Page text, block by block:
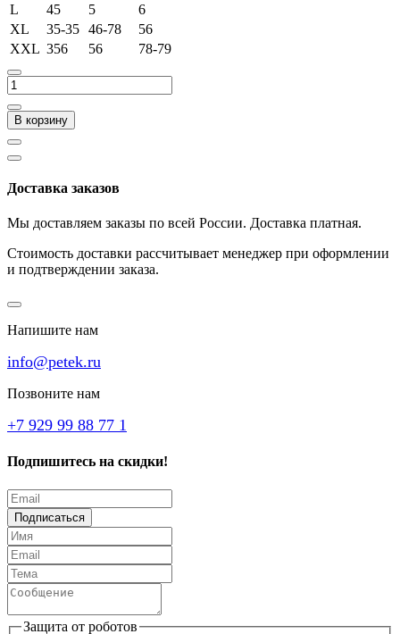
L
45 5
6
XL
35-35 46-78
56
XXL 356 56 78-79
В корзину
Доставка заказов
Мы доставляем заказы по всей России. Доставка платная.
Стоимость доставки рассчитывает менеджер при оформлении
и подтверждении заказа.
Напишите нам
info@petek.ru
Позвоните нам
+7 929 99 88 77 1
Подпишитесь на скидки!
Подписаться
Защита от роботов